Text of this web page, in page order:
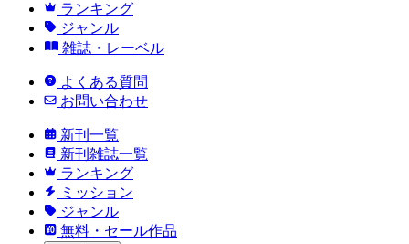
ランキング
ジャンル
雑誌・レーベル
よくある質問
お問い合わせ
新刊一覧
新刊雑誌一覧
ランキング
ミッション
ジャンル
無料・セール作品